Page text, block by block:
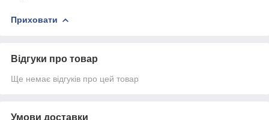
Приховати
Відгуки про товар
Ще немає відгуків про цей товар
Умови доставки